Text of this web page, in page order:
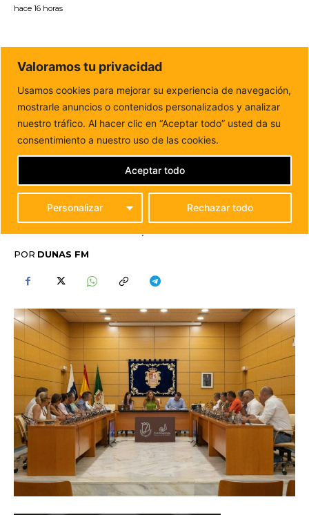
hace 16 horas